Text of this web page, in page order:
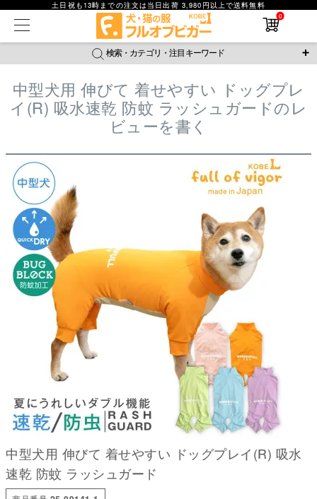
土日祝も13時までの注文は当日出荷 3,980円以上で送料無料
0
検索・カテゴリ・注目キーワード
＼注目ワード／
ジャージ 防蚊 腹巻 撥水レイン ラッシュガード
背中開きアイテム
ご利用ガイド
在庫なし商品を表示しない
商品番号
並び順
価格が高い順
中型犬用 伸びて 着せやすい ドッグプレ
イ(R) 吸水速乾 防蚊 ラッシュガードのレ
ビューを書く
中型犬用 伸びて 着せやすい ドッグプレイ(R) 吸水
速乾 防蚊 ラッシュガード